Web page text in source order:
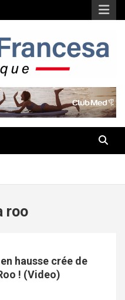
roo
hausse crée de
! (Video)